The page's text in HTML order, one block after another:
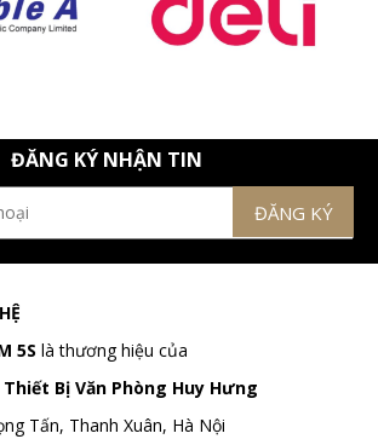
ĐĂNG KÝ NHẬN TIN
5S là thương hiệu của
Thiết Bị Văn Phòng Huy Hưng
Tấn, Thanh Xuân, Hà Nội